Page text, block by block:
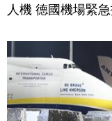
人機 德國機場緊